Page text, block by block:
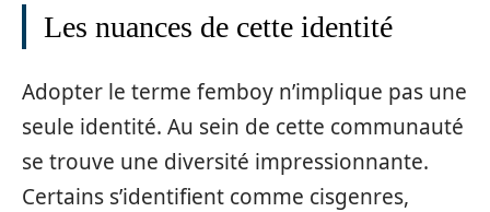
Les nuances de cette identité
Adopter le terme femboy n’implique pas une
seule identité. Au sein de cette communauté
se trouve une diversité impressionnante.
Certains s’identifient comme cisgenres,